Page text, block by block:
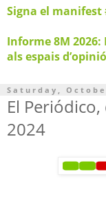
Signa el manifest
Informe 8M 2026:
als espais
Saturday,
El
2024